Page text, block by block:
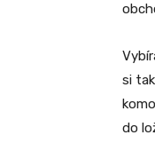
si
do